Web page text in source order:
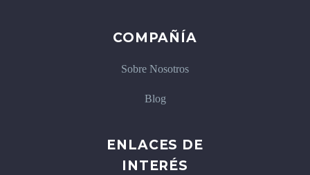
COMPAÑÍA
Sobre Nosotros
Blog
ENLACES DE
INTERÉS